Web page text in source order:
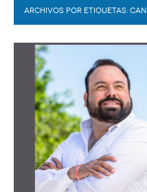
LERDO
DEPORTES
EXA
EL EXACTO
EXA INFORMA
GLOBO
CONTEXTOS
TRAYECTO LAGUNA
A MEDIA MAÑANA
DIÁLOGOS CON LA
TWEETS AND BEATS
LA MEJOR 97.1 ESTÉREO
COLABORADORES
PC29
ACTUALIDADES GREM
ARCHIVOS POR ETIQUETAS: